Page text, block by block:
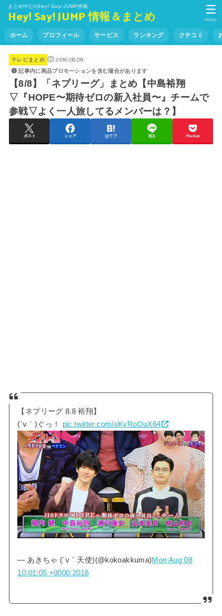
まとめ中心のHey! Say! JUMP情報
Hey! Say! JUMP 情報＆まとめ
ホーム プロフィール サービス ランキング クチコミ
MENU
テレビまとめ 2016.08.09
記事内に商品プロモーションを含む場合があります
【8/8】「ネプリーグ」まとめ【中島裕翔
▽『HOPE〜期待ゼロの新入社員〜』チームで
参戦▽よく一人旅してるメンバーは？】
ポスト シェア はてブ 送る Pocket
【ネプリーグ 8.8 裕翔】
(´v｀)ぐっ！ pic.twitter.com/sKyRoOuX64
— あきちゃ (´v｀天使)(@kokoakkuma)Mon Aug 08
10:01:05 +0000 2016